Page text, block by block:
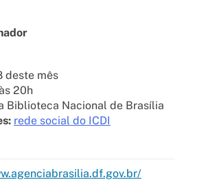
deste mês
20h
Biblioteca Nacional de Brasília
rede social do ICDI